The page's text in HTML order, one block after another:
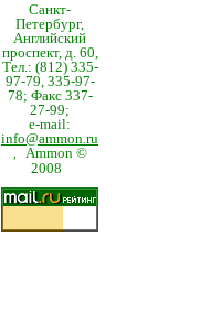
Санкт-
Петербург,
Английский
проспект, д. 60,
Тел.: (812) 335-
97-79, 335-97-
78; Факс 337-
27-99;
e-mail:
info@ammon.ru
Ammon ©
2008